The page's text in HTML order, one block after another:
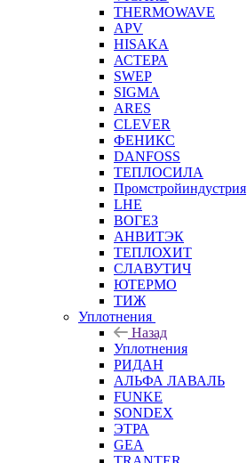
THERMOWAVE
APV
HISAKA
АСТЕРА
SWEP
SIGMA
ARES
CLEVER
ФЕНИКС
DANFOSS
ТЕПЛОСИЛА
Промстройиндустрия
LHE
ВОГЕЗ
АНВИТЭК
ТЕПЛОХИТ
СЛАВУТИЧ
ЮТЕРМО
ТИЖ
Уплотнения
Назад
Уплотнения
РИДАН
АЛЬФА ЛАВАЛЬ
FUNKE
SONDEX
ЭТРА
GEA